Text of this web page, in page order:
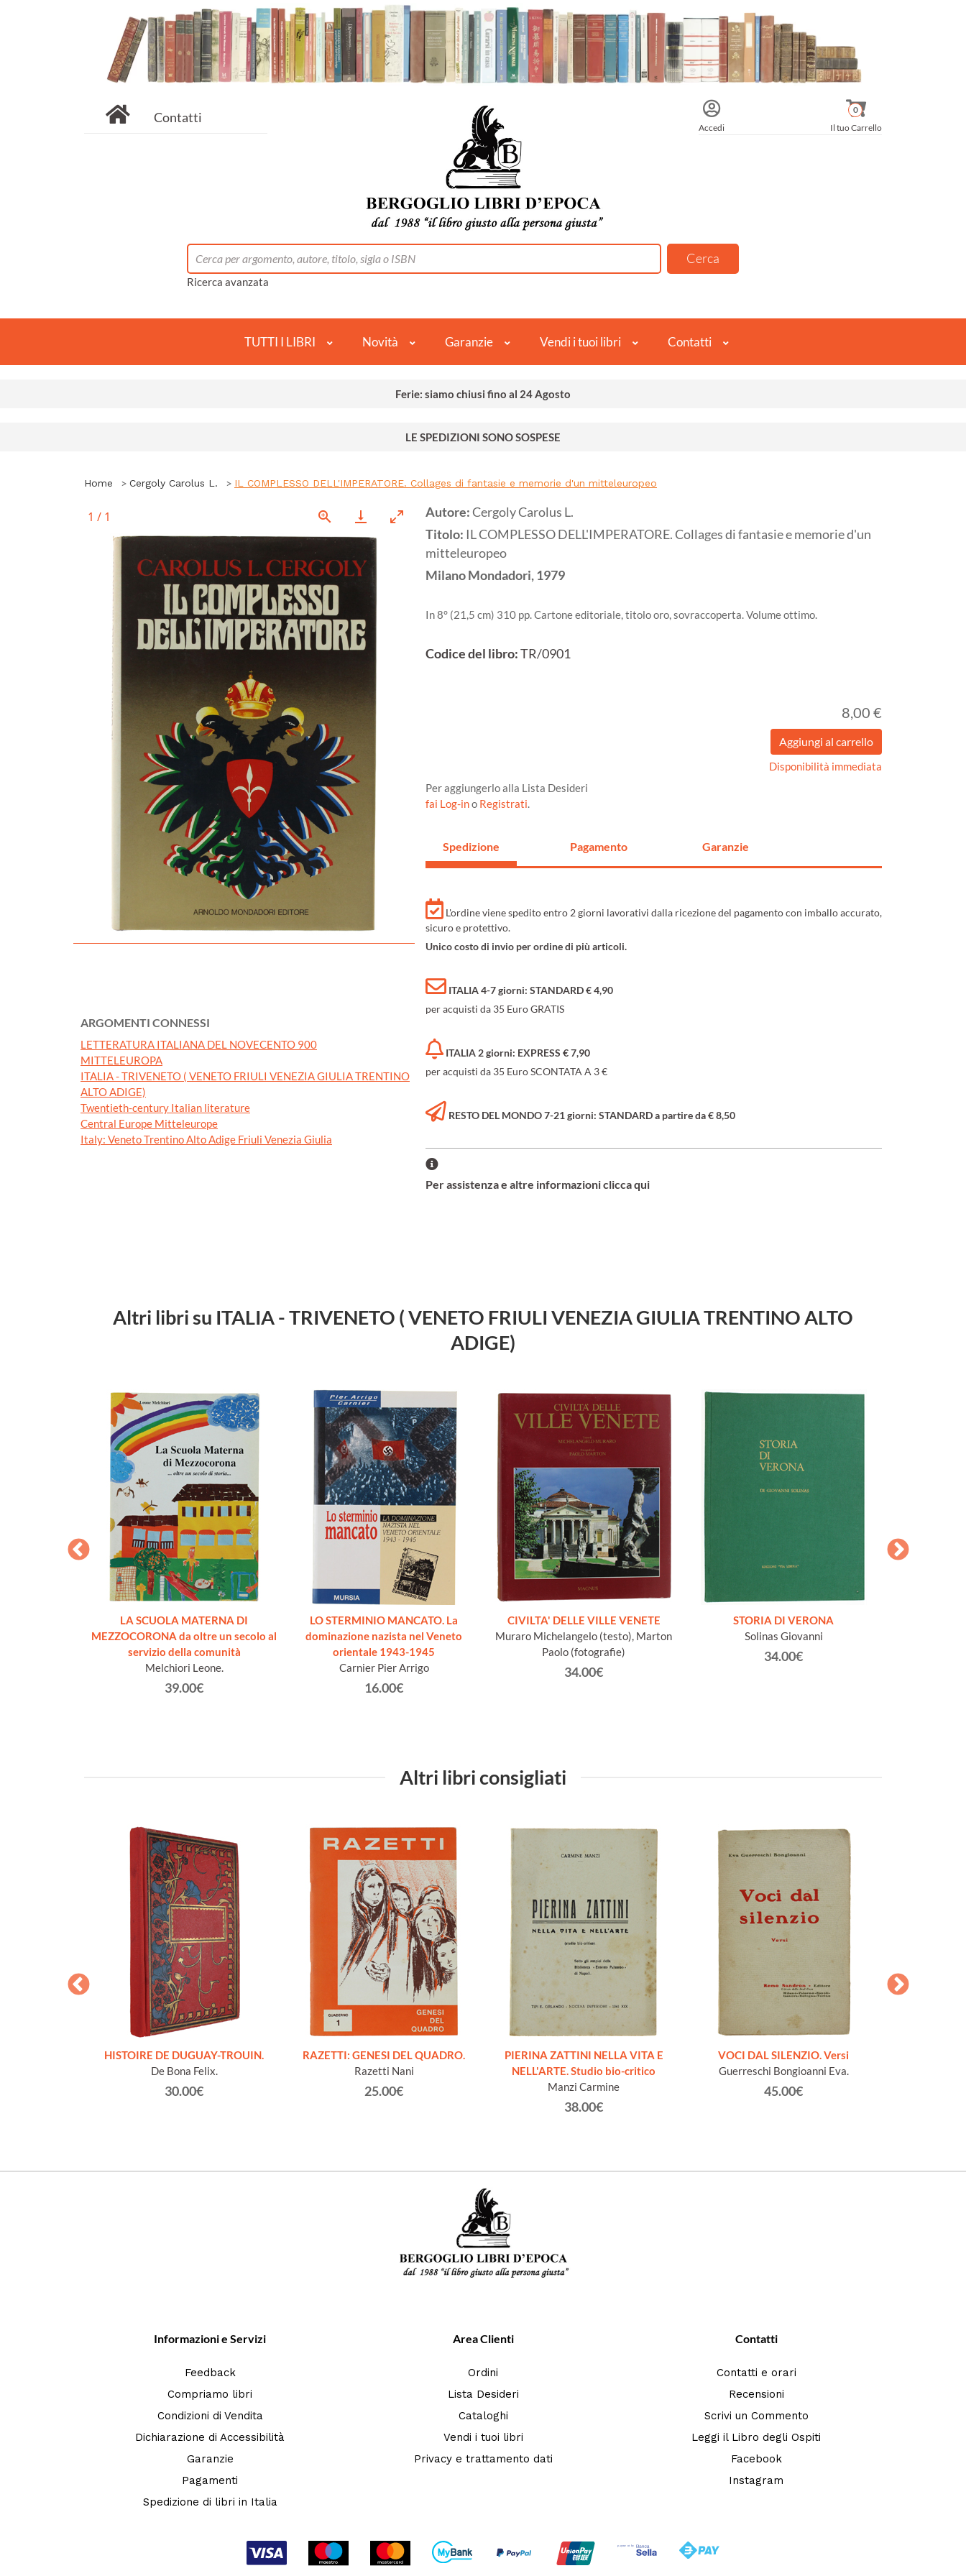
Contatti
Accedi Il tuo Carrello
0
Ricerca avanzata
TUTTI I LIBRI Novità Garanzie Vendi i tuoi libri Contatti
Ferie: siamo chiusi fino al 24 Agosto
LE SPEDIZIONI SONO SOSPESE
Home Cergoly Carolus L. IL COMPLESSO DELL'IMPERATORE. Collages di fantasie e memorie d'un mitteleuropeo
1 / 1
ARGOMENTI CONNESSI
LETTERATURA ITALIANA DEL NOVECENTO 900
MITTELEUROPA
ITALIA - TRIVENETO ( VENETO FRIULI VENEZIA GIULIA TRENTINO
ALTO ADIGE)
Twentieth-century Italian literature
Central Europe Mitteleurope
Italy: Veneto Trentino Alto Adige Friuli Venezia Giulia
Autore:Cergoly Carolus L.
Titolo: IL COMPLESSO DELL'IMPERATORE. Collages di fantasie e memorie d'un
mitteleuropeo
MilanoMondadori,1979
In 8° (21,5 cm) 310 pp. Cartone editoriale, titolo oro, sovraccoperta. Volume ottimo.
Codice del libro:TR/0901
8,00 €
Disponibilità immediata
Per aggiungerlo alla Lista Desideri
fai Log-ino Registrati.
Spedizione Pagamento Garanzie
L'ordine viene spedito entro 2 giorni lavorativi dalla ricezione del pagamento con imballo accurato,
sicuro e protettivo.
Unico costo di invio per ordine di più articoli.
ITALIA 4-7 giorni: STANDARD € 4,90
per acquisti da 35 Euro GRATIS
ITALIA 2 giorni: EXPRESS € 7,90
per acquisti da 35 Euro SCONTATA A 3 €
RESTO DEL MONDO 7-21 giorni: STANDARD a partire da € 8,50
Per assistenza e altre informazioni clicca qui
Altri libri su ITALIA - TRIVENETO ( VENETO FRIULI VENEZIA GIULIA TRENTINO ALTO
ADIGE)
LA SCUOLA MATERNA DI
MEZZOCORONA da oltre un secolo al
servizio della comunità
Melchiori Leone.
39.00€
LO STERMINIO MANCATO. La
dominazione nazista nel Veneto
orientale 1943-1945
Carnier Pier Arrigo
16.00€
CIVILTA' DELLE VILLE VENETE
Muraro Michelangelo (testo), Marton
Paolo (fotografie)
34.00€
STORIA DI VERONA
Solinas Giovanni
34.00€
Altri libri consigliati
HISTOIRE DE DUGUAY-TROUIN.
De Bona Felix.
30.00€
RAZETTI: GENESI DEL QUADRO.
Razetti Nani
25.00€
PIERINA ZATTINI NELLA VITA E
NELL'ARTE. Studio bio-critico
Manzi Carmine
38.00€
VOCI DAL SILENZIO. Versi
Guerreschi Bongioanni Eva.
45.00€
Informazioni e Servizi
Feedback
Compriamo libri
Condizioni di Vendita
Dichiarazione di Accessibilità
Garanzie
Pagamenti
Spedizione di libri in Italia
Area Clienti
Ordini
Lista Desideri
Cataloghi
Vendi i tuoi libri
Privacy e trattamento dati
Contatti
Contatti e orari
Recensioni
Scrivi un Commento
Leggi il Libro degli Ospiti
Facebook
Instagram